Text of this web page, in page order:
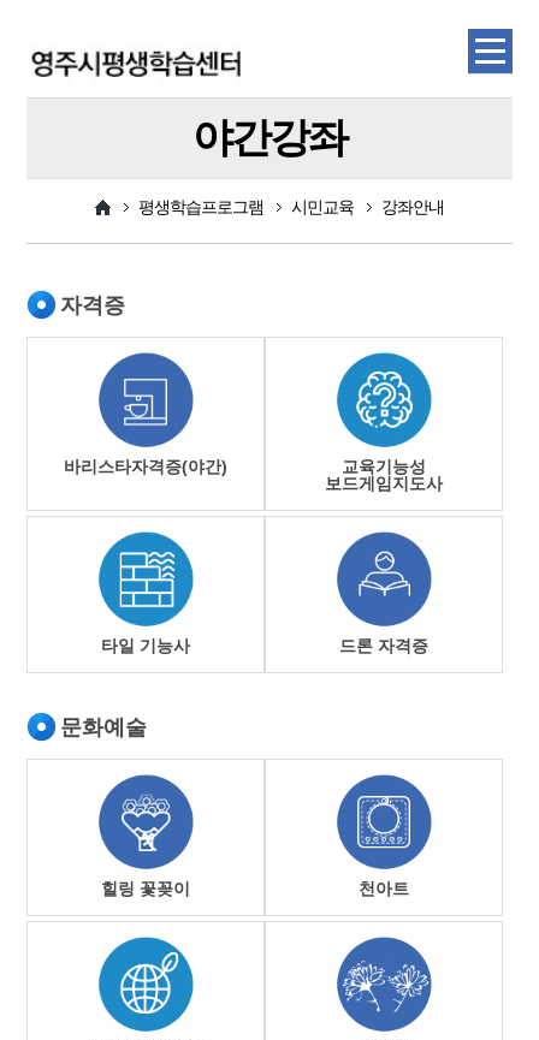
야간강좌
평생학습프로그램 시민교육 강좌안내
자격증
바리스타자격증(야간)
교육기능성
보드게임지도사
타일 기능사 드론 자격증
문화예술
힐링 꽃꽂이 천아트